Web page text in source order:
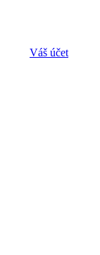
Váš účet